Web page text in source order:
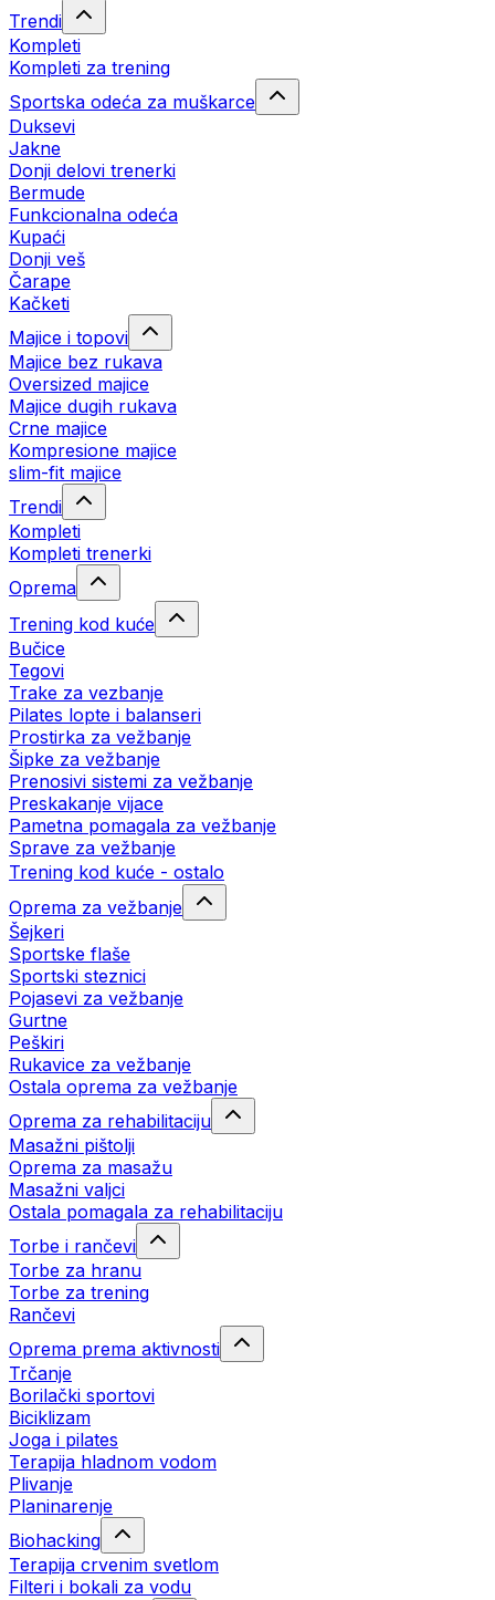
Trendi
Kompleti
Kompleti za trening
Sportska odeća za muškarce
Duksevi
Jakne
Donji delovi trenerki
Bermude
Funkcionalna odeća
Kupaći
Donji veš
Čarape
Kačketi
Majice i topovi
Majice bez rukava
Oversized majice
Majice dugih rukava
Crne majice
Kompresione majice
slim-fit majice
Trendi
Kompleti
Kompleti trenerki
Oprema
Trening kod kuće
Bučice
Tegovi
Trake za vezbanje
Pilates lopte i balanseri
Prostirka za vežbanje
Šipke za vežbanje
Prenosivi sistemi za vežbanje
Preskakanje vijace
Pametna pomagala za vežbanje
Sprave za vežbanje
Trening kod kuće - ostalo
Oprema za vežbanje
Šejkeri
Sportske flaše
Sportski steznici
Pojasevi za vežbanje
Gurtne
Peškiri
Rukavice za vežbanje
Ostala oprema za vežbanje
Oprema za rehabilitaciju
Masažni pištolji
Oprema za masažu
Masažni valjci
Ostala pomagala za rehabilitaciju
Torbe i rančevi
Torbe za hranu
Torbe za trening
Rančevi
Oprema prema aktivnosti
Trčanje
Borilački sportovi
Biciklizam
Joga i pilates
Terapija hladnom vodom
Plivanje
Planinarenje
Biohacking
Terapija crvenim svetlom
Filteri i bokali za vodu